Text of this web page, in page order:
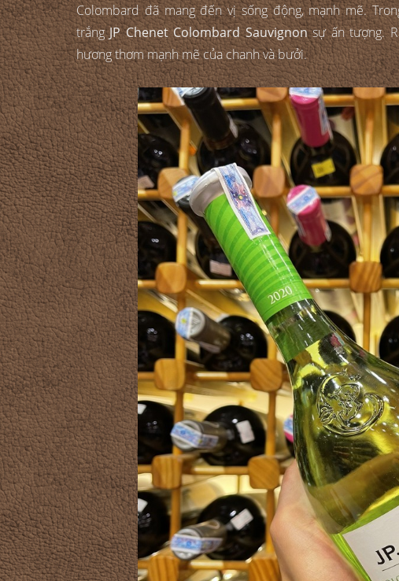
Colombard đã mang đến vị sống động, mạnh mẽ.
trắngJP Chenet Colombard Sauvignonsự ấn tượng.
hương thơm mạnh mẽ của chanh và bưởi.